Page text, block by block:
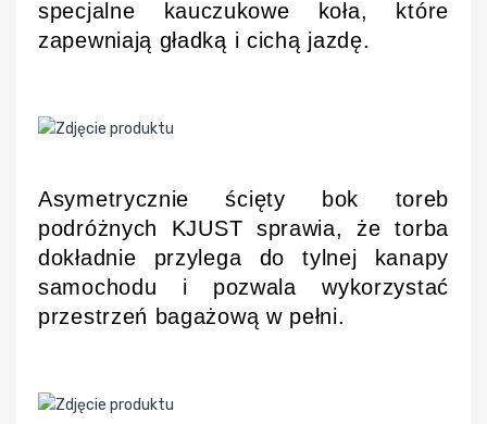
specjalne kauczukowe koła, które
zapewniają gładką i cichą jazdę.
Asymetrycznie ścięty bok toreb
podróżnych KJUST sprawia, że torba
dokładnie przylega do tylnej kanapy
samochodu i pozwala wykorzystać
przestrzeń bagażową w pełni.